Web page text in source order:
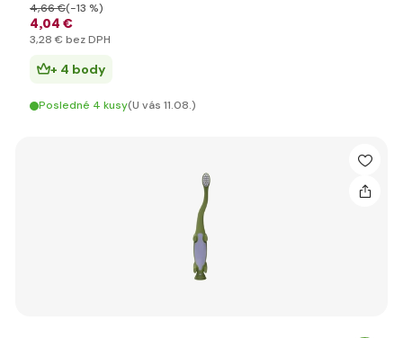
4,04 €
4,66 €(-13 %)
3,28 € bez DPH
+ 4 body
Posledné 4 kusy(U vás 11.08.)